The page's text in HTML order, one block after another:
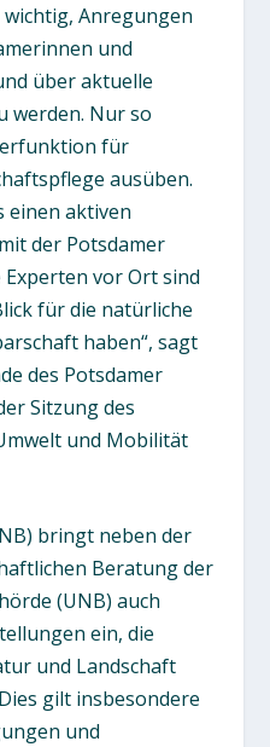
Anregungen
und
über aktuelle
werden. Nur so
für
ausüben.
einen aktiven
der Potsdamer
vor Ort sind
für die natürliche
haben“, sagt
des Potsdamer
Sitzung des
und Mobilität
bringt neben der
Beratung der
(UNB) auch
ein, die
und Landschaft
gilt insbesondere
und